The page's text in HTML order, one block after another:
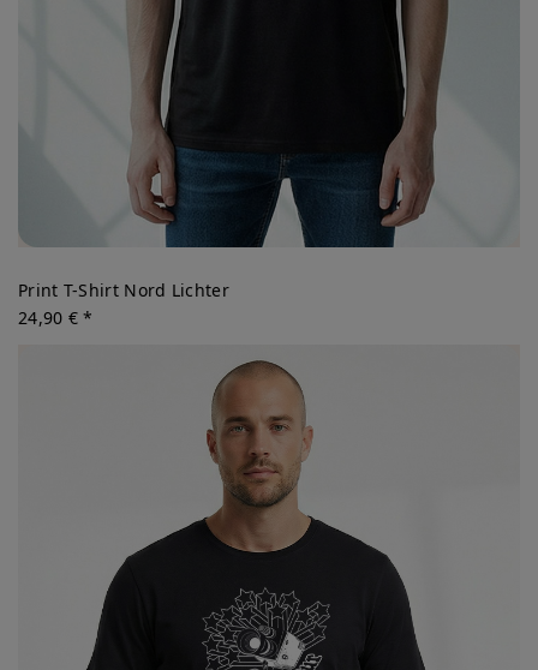
Print T-Shirt Nord Lichter
24,90 € *